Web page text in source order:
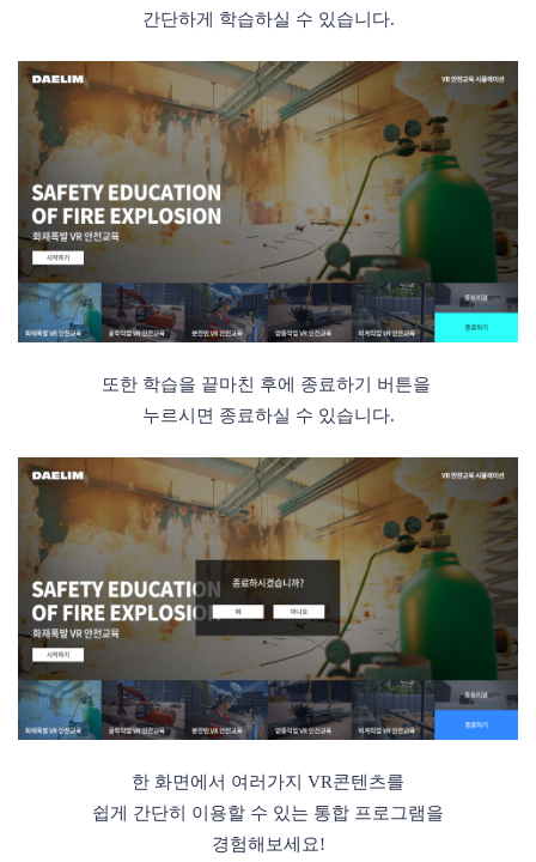
간단하게 학습하실 수 있습니다.
또한 학습을 끝마친 후에 종료하기 버튼을
누르시면 종료하실 수 있습니다.
한 화면에서 여러가지 VR콘텐츠를
쉽게 간단히 이용할 수 있는 통합 프로그램을
경험해보세요!